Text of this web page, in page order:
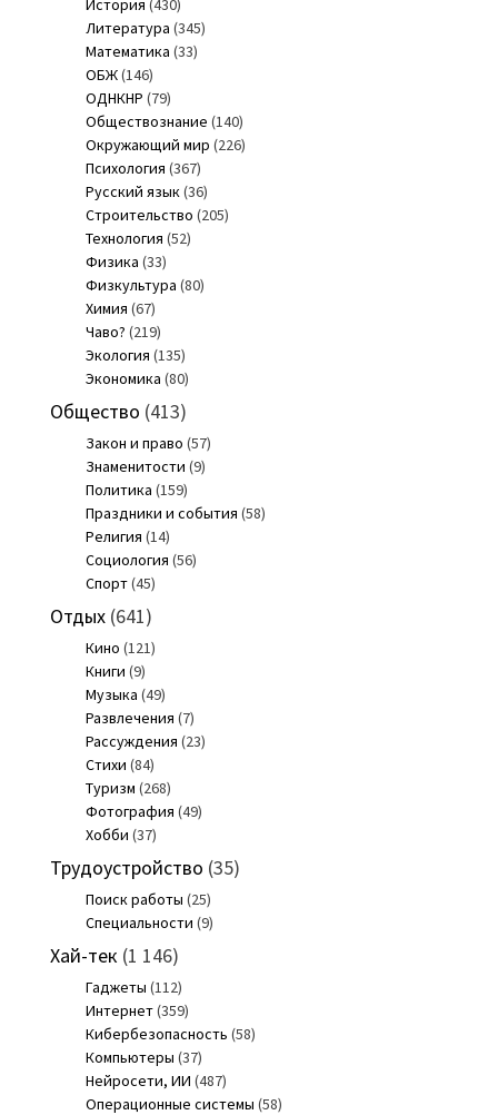
История (430)
Литература (345)
Математика (33)
ОБЖ(146)
ОДНКНР (79)
Обществознание (140)
Окружающий мир (226)
Психология (367)
Русский язык(36)
Строительство (205)
Технология (52)
Физика (33)
Физкультура (80)
Химия (67)
Чаво? (219)
Экология (135)
Экономика (80)
Общество (413)
Закон и право (57)
Знаменитости (9)
Политика (159)
Праздники и события (58)
Религия (14)
Социология (56)
Спорт(45)
Отдых(641)
Кино (121)
Книги (9)
Музыка (49)
Развлечения (7)
Рассуждения (23)
Стихи (84)
Туризм (268)
Фотография (49)
Хобби (37)
Трудоустройство (35)
Поиск работы (25)
Специальности (9)
Хай-тек (1 146)
Гаджеты (112)
Интернет(359)
Кибербезопасность (58)
Компьютеры (37)
Нейросети, ИИ (487)
Операционные системы (58)